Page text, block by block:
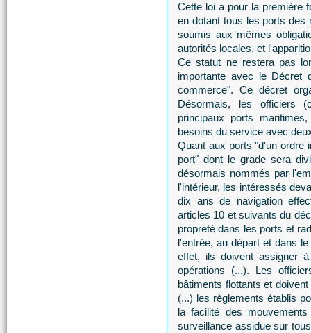
Cette loi a pour la première
en dotant tous les ports
soumis aux mêmes
autorités locales, et
Ce statut ne restera pas
importante avec le
commerce". Ce décret
Désormais, les officiers
principaux ports
besoins du service avec
Quant aux ports "d'un ordre
port" dont le grade sera
désormais nommés par
l'intérieur, les intéressés
dix ans de navigation
articles 10 et suivants du
propreté dans les ports et
l'entrée, au départ et dans
effet, ils doivent assigner
opérations (...). Les
bâtiments flottants et
(...) les règlements établis
la facilité des
surveillance assidue sur